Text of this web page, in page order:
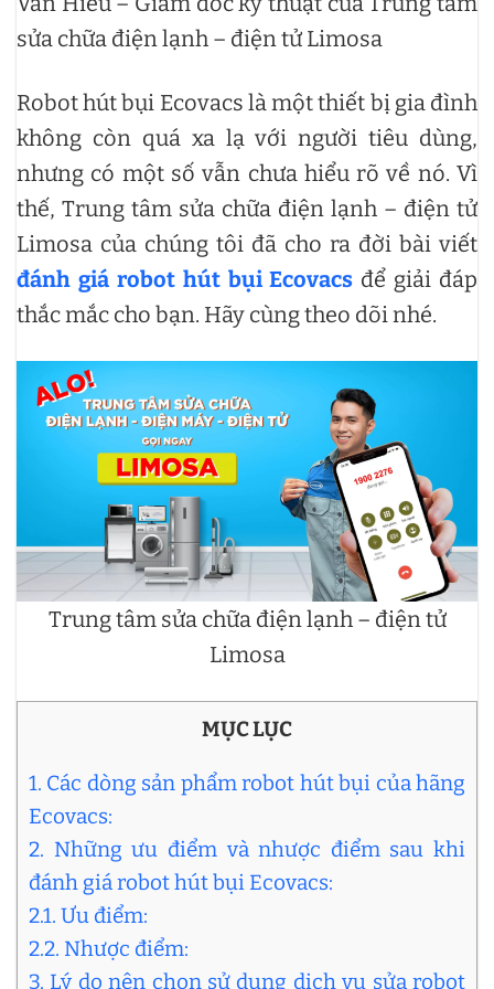
sửa chữa điện lạnh – điện tử Limosa
Robot hút bụi Ecovacs là một thiết bị gia đình
không còn quá xa lạ với người tiêu dùng,
nhưng có một số vẫn chưa hiểu rõ về nó. Vì
thế, Trung tâm sửa chữa điện lạnh – điện tử
Limosa của chúng tôi đã cho ra đời bài viết
đánh giá robot hút bụi Ecovacs để giải đáp
thắc mắc cho bạn. Hãy cùng theo dõi nhé.
Trung tâm sửa chữa điện lạnh – điện tử
Limosa
MỤC LỤC
1. Các dòng sản phẩm robot hút bụi của hãng
Ecovacs:
2. Những ưu điểm và nhược điểm sau khi
đánh giá robot hút bụi Ecovacs:
2.1. Ưu điểm:
2.2. Nhược điểm:
3. Lý do nên chọn sử dụng dịch vụ sửa robot